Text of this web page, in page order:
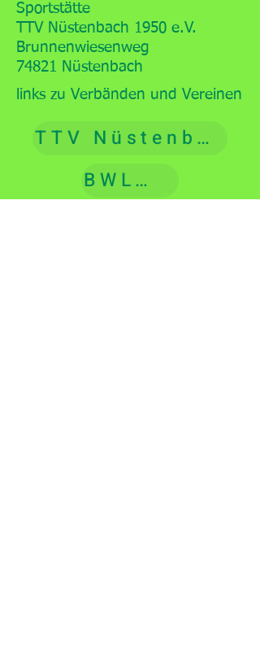
Sportstätte
TTV Nüstenbach 1950 e.V.
Brunnenwiesenweg
74821 Nüstenbach
links zu Verbänden und Vereinen
TTV Nüstenbach 1950 e.V.
BWLCW